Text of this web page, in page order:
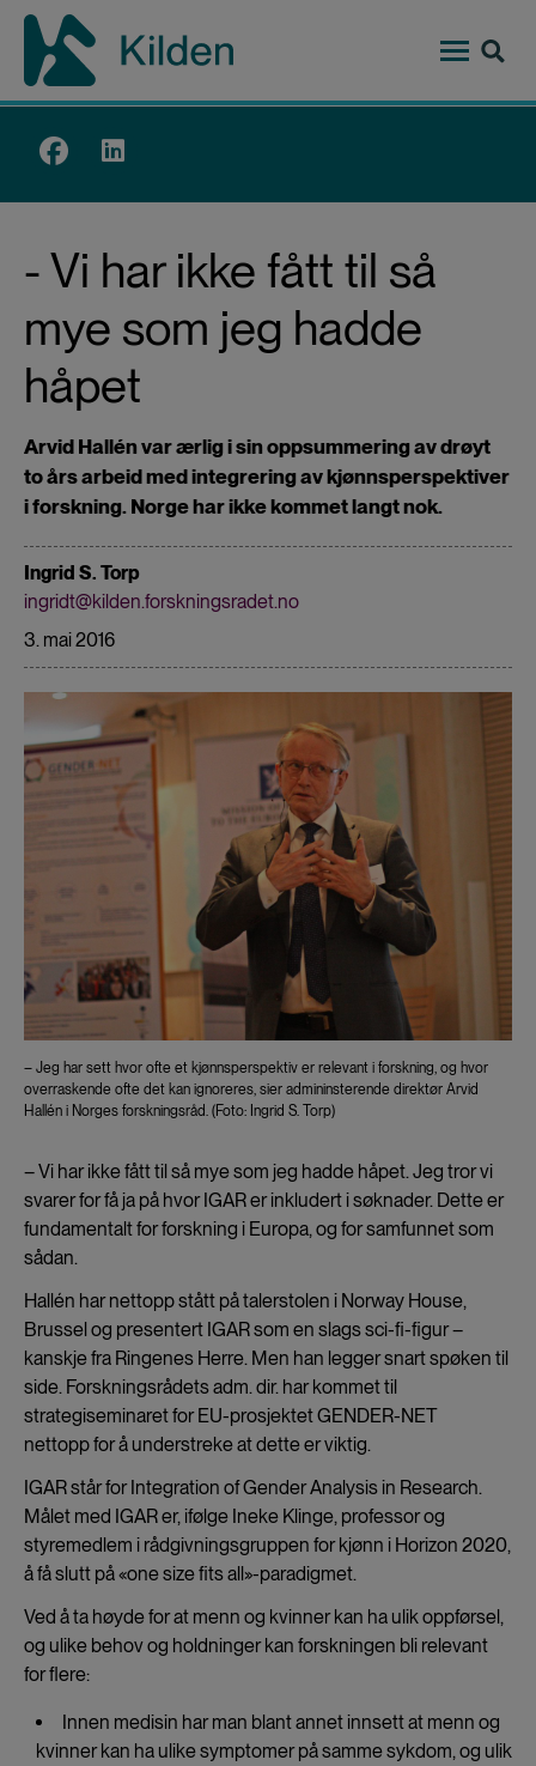
Hopp
hovedinnhold
Top
- Vi har ikke fått til så
mye som jeg hadde
håpet
Arvid Hallén var ærlig i sin oppsummering av drøyt
to års arbeid med integrering av kjønnsperspektiver
i forskning. Norge har ikke kommet langt nok.
Ingrid S. Torp
ingridt@kilden.forskningsradet.no
3. mai 2016
– Jeg har sett hvor ofte et kjønnsperspektiv er relevant i forskning, og hvor
overraskende ofte det kan ignoreres, sier admininsterende direktør Arvid
Hallén i Norges forskningsråd. (Foto: Ingrid S. Torp)
– Vi har ikke fått til så mye som jeg hadde håpet. Jeg tror vi
svarer for få ja på hvor IGAR er inkludert i søknader. Dette er
fundamentalt for forskning i Europa, og for samfunnet som
sådan.
Hallén har nettopp stått på talerstolen i Norway House,
Brussel og presentert IGAR som en slags sci-fi-figur –
kanskje fra Ringenes Herre. Men han legger snart spøken til
side. Forskningsrådets adm. dir. har kommet til
strategiseminaret for EU-prosjektet GENDER-NET
nettopp for å understreke at dette er viktig.
IGAR står for Integration of Gender Analysis in Research.
Målet med IGAR er, ifølge Ineke Klinge, professor og
styremedlem i rådgivningsgruppen for kjønn i Horizon 2020,
å få slutt på «one size fits all»-paradigmet.
Ved å ta høyde for at menn og kvinner kan ha ulik oppførsel,
og ulike behov og holdninger kan forskningen bli relevant
for flere:
Innen medisin har man blant annet innsett at menn og
kvinner kan ha ulike symptomer på samme sykdom, og ulik